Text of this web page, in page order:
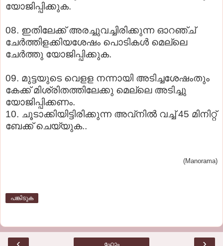
യോജിപ്പിക്കുക.
08. ഇതിലേക്ക് അരച്ചുവച്ചിരിക്കുന്ന ഓറഞ്ച്
ചേര്‍ത്തിളക്കിയശേഷം പൊടികള്‍ മെല്ലെ
ചേര്‍ത്തു യോജിപ്പിക്കുക.
09. മുട്ടയുടെ വെളള നന്നായി അടിച്ചശേഷംതും
കേക്ക് മിശ്രിതത്തിലേക്കു മെല്ലെ അടിച്ചു
യോജിപ്പിക്കണം.
10. ചൂടാക്കിയിട്ടിരിക്കുന്ന അവ്‌നില്‍ വച്ച് 45 മിനിറ്റ്
ബേക്ക് ചെയ്യുക..
(Manorama)
പങ്കിടുക
‹ ›
ഹോം